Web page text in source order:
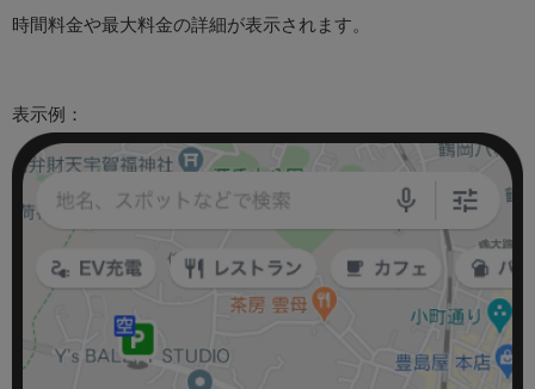
時間料金や最大料金の詳細が表示されます。
表示例：